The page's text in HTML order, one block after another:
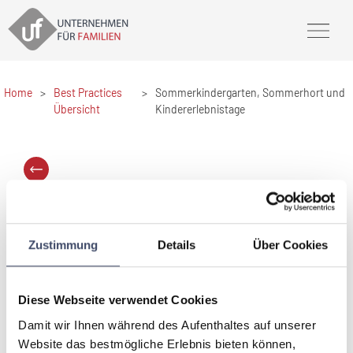
Zustimmung Details Über Cookies
Diese Webseite verwendet Cookies
Damit wir Ihnen während des Aufenthaltes auf unserer
Website das bestmögliche Erlebnis bieten können,
Home >
Best Practices
Übersicht
>
Sommerkindergarten, Sommerhort und
Kindererlebnistage
Sommerkindergarten, Sommerhort
und Kindererlebnistage
Raiffeisenlandesbank Oberösterreich AG
Der Raiffeisenlandesbank Oberösterreich AG ist es ein
und Mitarbeiter auch in der Ferienzeit gut betreut und
Sommerkindergarten sowie zum sechsten Mal ein
Sommerhort organisiert.